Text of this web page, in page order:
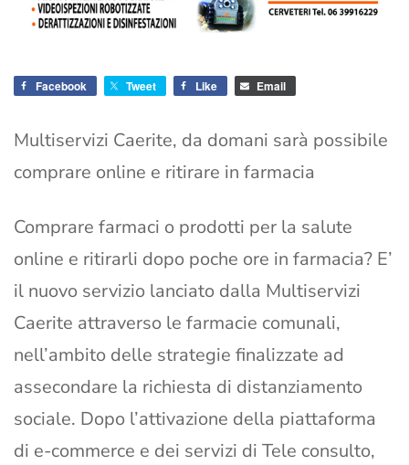
Facebook Tweet Like Email
Multiservizi Caerite, da domani sarà possibile
comprare online e ritirare in farmacia
Comprare farmaci o prodotti per la salute
online e ritirarli dopo poche ore in farmacia? E’
il nuovo servizio lanciato dalla Multiservizi
Caerite attraverso le farmacie comunali,
nell’ambito delle strategie finalizzate ad
assecondare la richiesta di distanziamento
sociale. Dopo l’attivazione della piattaforma
di e-commerce e dei servizi di Tele consulto,